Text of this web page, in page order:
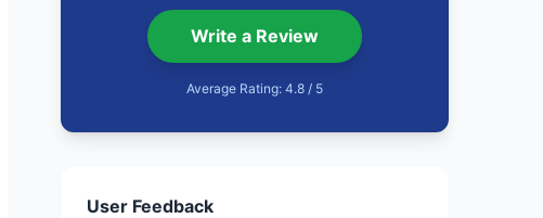
Write a Review
Average Rating: 4.8 / 5
User Feedback